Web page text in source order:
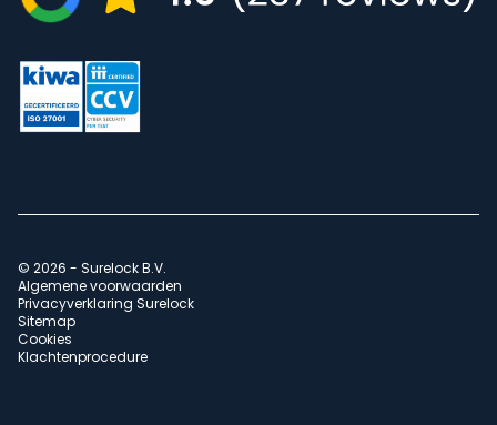
© 2026 - Surelock B.V.
Algemene voorwaarden
Privacyverklaring Surelock
Sitemap
Cookies
Klachtenprocedure